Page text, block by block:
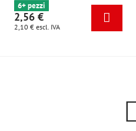
6+ pezzi
2,56 €
2,10 € escl. IVA